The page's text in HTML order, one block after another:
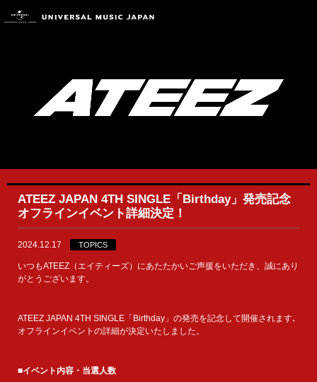
ATEEZ JAPAN 4TH SINGLE「Birthday」発売記念
オフラインイベント詳細決定！
2024.12.17 TOPICS
いつもATEEZ（エイティーズ）にあたたかいご声援をいただき、誠にあり
がとうございます。
ATEEZ JAPAN 4TH SINGLE「Birthday」の発売を記念して開催されます､
オフラインイベントの詳細が決定いたしました。
■イベント内容・当選人数